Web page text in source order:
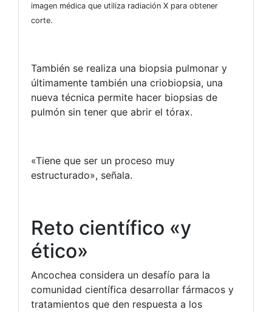
imagen médica que utiliza radiación X para obtener
corte.
También se realiza una biopsia pulmonar y
últimamente también una criobiopsia, una
nueva técnica permite hacer biopsias de
pulmón sin tener que abrir el tórax.
«Tiene que ser un proceso muy
estructurado», señala.
Reto científico «y
ético»
Ancochea considera un desafío para la
comunidad científica desarrollar fármacos y
tratamientos que den respuesta a los